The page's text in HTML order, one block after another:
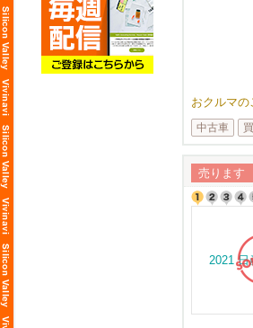
おクルマ
中古車
売ります